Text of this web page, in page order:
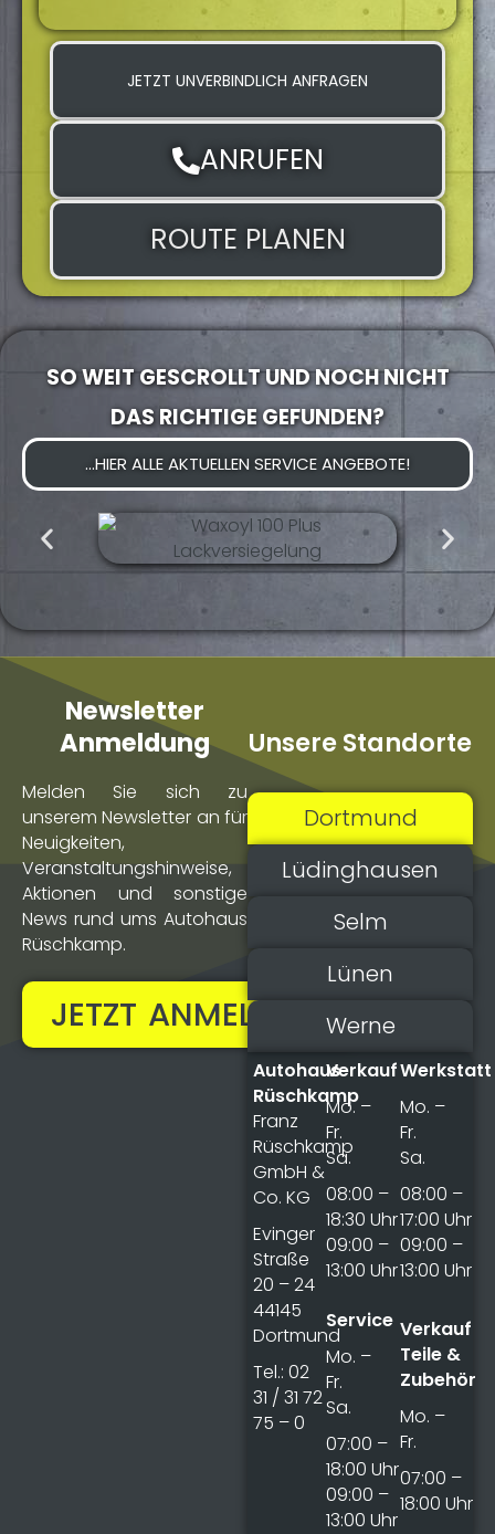
JETZT UNVERBINDLICH ANFRAGEN
ANRUFEN
ROUTE PLANEN
SO WEIT GESCROLLT UND NOCH NICHT
DAS RICHTIGE GEFUNDEN?
...HIER ALLE AKTUELLEN SERVICE ANGEBOTE!
Newsletter
Anmeldung
Melden Sie sich zu
unserem Newsletter an für
Neuigkeiten,
Veranstaltungs­hinweise,
Aktionen und sonstige
News rund ums Autohaus
Rüschkamp.
JETZT ANMELDEN!
Unsere Standorte
Dortmund
Lüdinghausen
Selm
Lünen
Werne
Autohaus
Rüschkamp
Franz
Rüschkamp
GmbH &
Co. KG
Evinger
Straße
20 – 24
44145
Dortmund
Tel.: 02
31 / 31 72
75 – 0
Verkauf
Mo. –
Fr.
Sa.
08:00 –
18:30 Uhr
09:00 –
13:00 Uhr
Service
Mo. –
Fr.
Sa.
07:00 –
18:00 Uhr
09:00 –
13:00 Uhr
Werkstatt
Mo. –
Fr.
Sa.
08:00 –
17:00 Uhr
09:00 –
13:00 Uhr
Verkauf
Teile &
Zubehör
Mo. –
Fr.
07:00 –
18:00 Uhr